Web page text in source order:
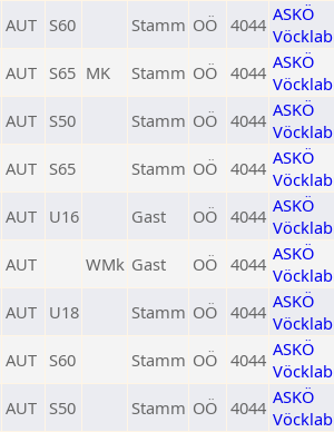
AUT S60 Stamm OÖ 4044 ASKÖ
AUT S65 MK Stamm OÖ 4044 ASKÖ
AUT S50 Stamm OÖ 4044 ASKÖ
AUT S65 Stamm OÖ 4044 ASKÖ
AUT U16 Gast OÖ 4044 ASKÖ
AUT WMk Gast OÖ 4044 ASKÖ
AUT U18 Stamm OÖ 4044 ASKÖ
AUT S60 Stamm OÖ 4044 ASKÖ
AUT S50 Stamm OÖ 4044 ASKÖ